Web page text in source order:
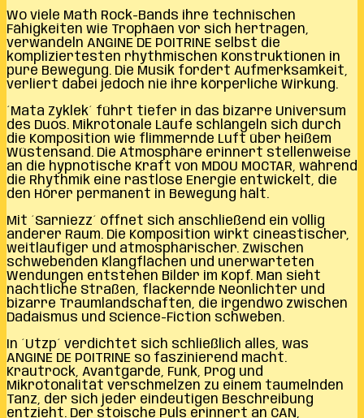
Wo viele Math Rock-Bands ihre technischen
Fähigkeiten wie Trophäen vor sich hertragen,
verwandeln ANGINE DE POITRINE selbst die
kompliziertesten rhythmischen Konstruktionen in
pure Bewegung. Die Musik fordert Aufmerksamkeit,
verliert dabei jedoch nie ihre körperliche Wirkung.
´Mata Zyklek´ führt tiefer in das bizarre Universum
des Duos. Mikrotonale Läufe schlängeln sich durch
die Komposition wie flimmernde Luft über heißem
Wüstensand. Die Atmosphäre erinnert stellenweise
an die hypnotische Kraft von MDOU MOCTAR, während
die Rhythmik eine rastlose Energie entwickelt, die
den Hörer permanent in Bewegung hält.
Mit ´Sarniezz´ öffnet sich anschließend ein völlig
anderer Raum. Die Komposition wirkt cineastischer,
weitläufiger und atmosphärischer. Zwischen
schwebenden Klangflächen und unerwarteten
Wendungen entstehen Bilder im Kopf. Man sieht
nächtliche Straßen, flackernde Neonlichter und
bizarre Traumlandschaften, die irgendwo zwischen
Dadaismus und Science-Fiction schweben.
In ´Utzp´ verdichtet sich schließlich alles, was
ANGINE DE POITRINE so faszinierend macht.
Krautrock, Avantgarde, Funk, Prog und
Mikrotonalität verschmelzen zu einem taumelnden
Tanz, der sich jeder eindeutigen Beschreibung
entzieht. Der stoische Puls erinnert an CAN,